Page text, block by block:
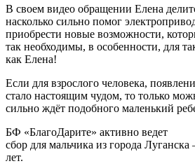
В своем видео обращении Елена
насколько сильно помог
приобрести новые возможности,
так необходимы, в особенности, для
как Елена!
Если для взрослого человека,
стало настоящим чудом, то только
сильно ждёт подобного маленький
БФ «БлагоДарите» активно ведет
сбор для мальчика из города
лет.